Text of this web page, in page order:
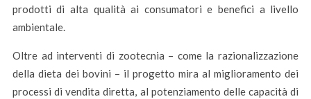
prodotti di alta qualità ai consumatori e benefici a livello
ambientale.
Oltre ad interventi di zootecnia – come la razionalizzazione
della dieta dei bovini – il progetto mira al miglioramento dei
processi di vendita diretta, al potenziamento delle capacità di